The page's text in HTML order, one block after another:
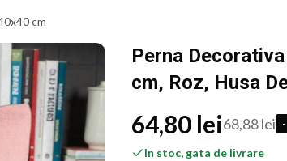
cm
Perna
cm, Roz, Husa
64,80 lei68,88 lei -
In stoc, gata de livrare